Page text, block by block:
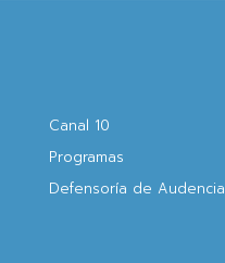
Canal 10
Programas
Defensoría de Audencia